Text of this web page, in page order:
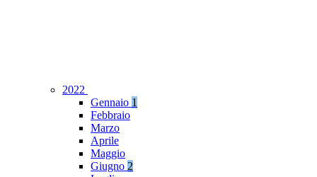
2022
Gennaio 1
Febbraio
Marzo
Aprile
Maggio
Giugno 2